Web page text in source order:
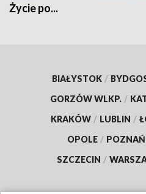
Życie po...
BIAŁYSTOK /
GORZÓW WLKP. /
KRAKÓW / LUBLIN /
OPOLE / POZNAŃ
SZCZECIN /